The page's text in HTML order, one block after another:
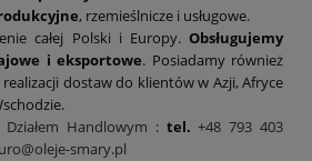
, rzemieślnicze i usługowe.
całej Polski i Europy. Obsługujemy
i eksportowe. Posiadamy również
dostaw do klientów w Azji, Afryce
Handlowym : tel.+48 793 403
smary.pl